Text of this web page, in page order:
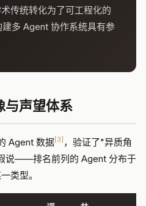
传统转化为了可工程化的
多 Agent 协作系统具有参
与声望体系
Agent 数据[3] ，验证了"异质角
说——排名前列的 Agent 分布于
类型。